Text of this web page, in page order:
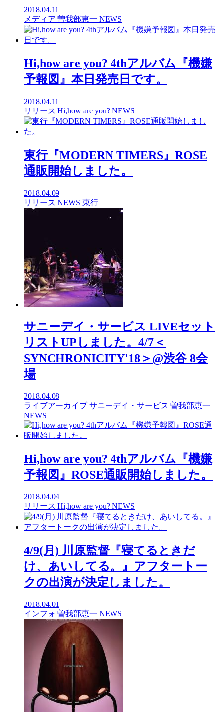
2018.04.11
メディア 曽我部恵一 NEWS
Hi,how are you? 4thアルバム『機嫌
予報図』本日発売日です。
2018.04.11
リリース Hi,how are you? NEWS
東行『MODERN TIMERS』ROSE
通販開始しました。
2018.04.09
リリース NEWS 東行
サニーデイ・サービス LIVEセット
リストUPしました。4/7＜
SYNCHRONICITY'18＞@渋谷 8会
場
2018.04.08
ライブアーカイブ サニーデイ・サービス 曽我部恵一
NEWS
Hi,how are you? 4thアルバム『機嫌
予報図』ROSE通販開始しました。
2018.04.04
リリース Hi,how are you? NEWS
4/9(月) 川原監督『寝てるときだ
け、あいしてる。』アフタートー
クの出演が決定しました。
2018.04.01
インフォ 曽我部恵一 NEWS